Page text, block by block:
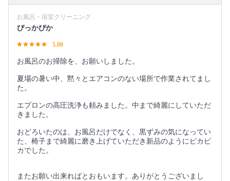
お風呂・浴室クリーニング
ぴっかぴか
5.00
お風呂のお掃除を、お願いしました。
夏場の暑い中、黙々とエアコンのない場所で作業されてまし
た。
エプロンの高圧洗浄も頼みました。中まで綺麗にしていただ
きました。
おどろいたのは、お風呂だけでなく、黒ずみの気になってい
た、椅子まで綺麗に磨き上げていただき新品のようにピカピ
カでした。
またお願い出来ればとおもいます。ありがとうございまし